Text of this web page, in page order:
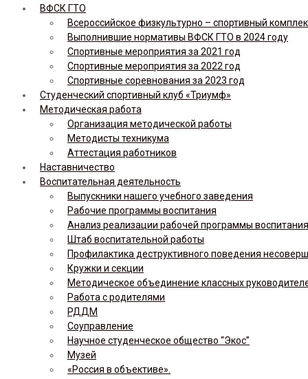
ВФСК ГТО
Всероссийское физкультурно – спортивный
Выполнившие нормативы ВФСК ГТО в 2024 году
Спортивные мероприятия за 2021 год
Спортивные мероприятия за 2022 год
Спортивные соревнования за 2023 год
Студенческий спортивный клуб «Триумф»
Методическая работа
Организация методической работы
Методисты техникума
Аттестация работников
Наставничество
Воспитательная деятельность
Выпускники нашего учебного заведения
Рабочие программы воспитания
Анализ реализации рабочей программы
Штаб воспитательной работы
Профилактика деструктивного поведения
Кружки и секции
Методическое объединение классных
Работа с родителями
РДДМ
Соуправление
Научное студенческое общество “Экос”
Музей
«Россия в объективе».